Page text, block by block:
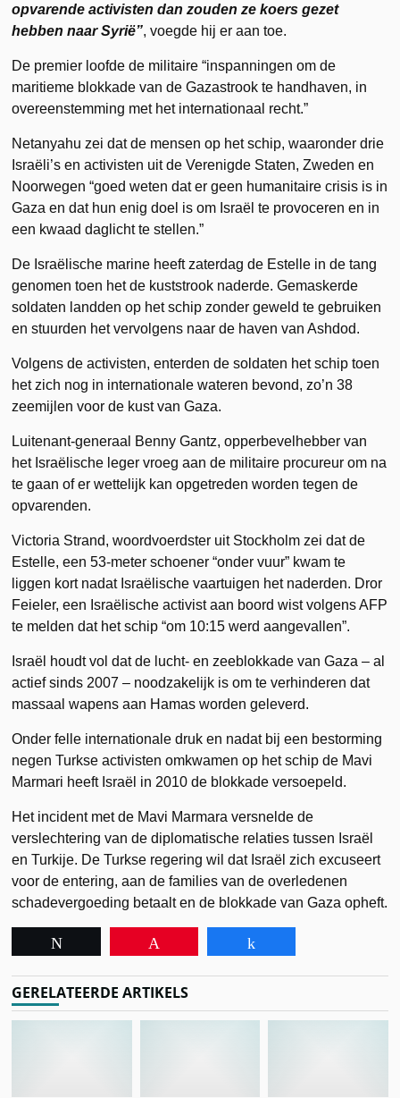
opvarende activisten dan zouden ze koers gezet
hebben naar Syrië”, voegde hij er aan toe.
De premier loofde de militaire “inspanningen om de
maritieme blokkade van de Gazastrook te handhaven, in
overeenstemming met het internationaal recht.”
Netanyahu zei dat de mensen op het schip, waaronder drie
Israëli’s en activisten uit de Verenigde Staten, Zweden en
Noorwegen “goed weten dat er geen humanitaire crisis is in
Gaza en dat hun enig doel is om Israël te provoceren en in
een kwaad daglicht te stellen.”
De Israëlische marine heeft zaterdag de Estelle in de tang
genomen toen het de kuststrook naderde. Gemaskerde
soldaten landden op het schip zonder geweld te gebruiken
en stuurden het vervolgens naar de haven van Ashdod.
Volgens de activisten, enterden de soldaten het schip toen
het zich nog in internationale wateren bevond, zo’n 38
zeemijlen voor de kust van Gaza.
Luitenant-generaal Benny Gantz, opperbevelhebber van
het Israëlische leger vroeg aan de militaire procureur om na
te gaan of er wettelijk kan opgetreden worden tegen de
opvarenden.
Victoria Strand, woordvoerdster uit Stockholm zei dat de
Estelle, een 53-meter schoener “onder vuur” kwam te
liggen kort nadat Israëlische vaartuigen het naderden. Dror
Feieler, een Israëlische activist aan boord wist volgens AFP
te melden dat het schip “om 10:15 werd aangevallen”.
Israël houdt vol dat de lucht- en zeeblokkade van Gaza – al
actief sinds 2007 – noodzakelijk is om te verhinderen dat
massaal wapens aan Hamas worden geleverd.
Onder felle internationale druk en nadat bij een bestorming
negen Turkse activisten omkwamen op het schip de Mavi
Marmari heeft Israël in 2010 de blokkade versoepeld.
Het incident met de Mavi Marmara versnelde de
verslechtering van de diplomatische relaties tussen Israël
en Turkije. De Turkse regering wil dat Israël zich excuseert
voor de entering, aan de families van de overledenen
schadevergoeding betaalt en de blokkade van Gaza opheft.
GERELATEERDE ARTIKELS